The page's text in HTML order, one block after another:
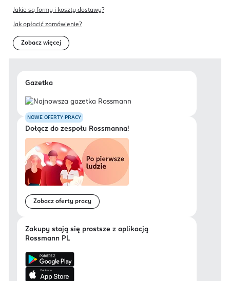
Jakie są formy i koszty dostawy?
Jak opłacić zamówienie?
Zobacz więcej
Gazetka
NOWE OFERTY PRACY
Dołącz do zespołu Rossmanna!
Zobacz oferty pracy
Zakupy stają się prostsze z aplikacją
Rossmann PL